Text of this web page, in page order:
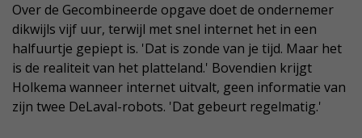
Over de Gecombineerde opgave doet de ondernemer
dikwijls vijf uur, terwijl met snel internet het in een
halfuurtje gepiept is. 'Dat is zonde van je tijd. Maar het
is de realiteit van het platteland.' Bovendien krijgt
Holkema wanneer internet uitvalt, geen informatie van
zijn twee DeLaval-robots. 'Dat gebeurt regelmatig.'